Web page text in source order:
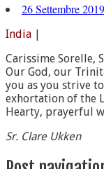
26 Settembre 2019
India
Carissime Sorelle,
Our God, our
you as you strive
exhortation of the
Hearty, prayerful
Sr. Clare Ukken